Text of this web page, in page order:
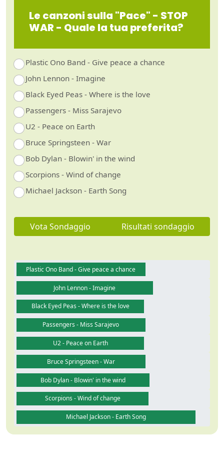
Le canzoni sulla "Pace" - STOP
WAR - Quale la tua preferita?
Plastic Ono Band - Give peace a chance
John Lennon - Imagine
Black Eyed Peas - Where is the love
Passengers - Miss Sarajevo
U2 - Peace on Earth
Bruce Springsteen - War
Bob Dylan - Blowin' in the wind
Scorpions - Wind of change
Michael Jackson - Earth Song
Vota Sondaggio Risultati sondaggio
Plastic Ono Band - Give peace a chance
John Lennon - Imagine
Black Eyed Peas - Where is the love
Passengers - Miss Sarajevo
U2 - Peace on Earth
Bruce Springsteen - War
Bob Dylan - Blowin' in the wind
Scorpions - Wind of change
Michael Jackson - Earth Song